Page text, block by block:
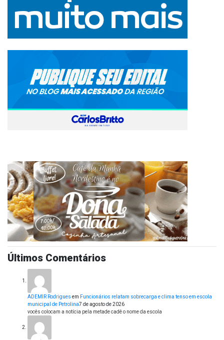
Últimos Comentários
ADEMIR Rodrigues em Funcionários relatam sobrecarga e clima tenso em escola
municipal de Petrolina7 de agosto de 2026
vocês colocam a notícia pela metade cadê o nome da escola